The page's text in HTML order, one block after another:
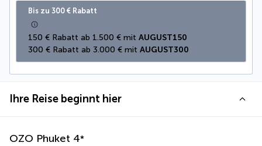
Bis zu 300 € Rabatt
150 € Rabatt ab 1.500 € mit AUGUST150
300 € Rabatt ab 3.000 € mit AUGUST300
Ihre Reise beginnt hier
OZO Phuket 4*